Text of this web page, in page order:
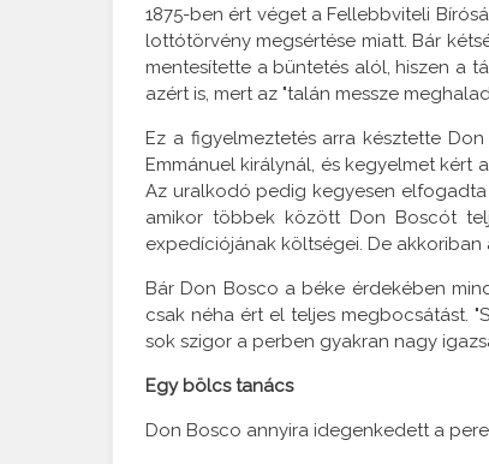
1875-ben ért véget a Fellebbviteli
lottótörvény megsértése miatt. Bár
mentesítette a büntetés alól, hiszen a
azért is, mert az "talán messze
Ez a figyelmeztetés arra késztette
Emmánuel királynál, és kegyelmet kért
Az uralkodó pedig kegyesen
amikor többek között Don Boscót
expedíciójának költségei. De akkoriban
Bár Don Bosco a béke érdekében
csak néha ért el teljes megbocsátást.
sok szigor a perben gyakran nagy
Egy bölcs tanács
Don Bosco annyira idegenkedett a